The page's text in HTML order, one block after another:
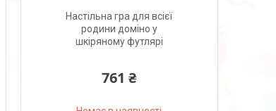
Настільна гра для всієї
родини доміно у
шкіряному футлярі
761 ₴